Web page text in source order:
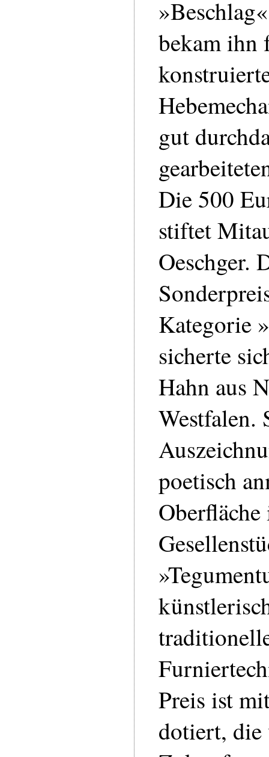
bekam ihn
gut
Die 500
stiftet
Oeschger.
Kategorie
sicherte
Hahn aus
Westfalen.
poetisch
Oberfläche
Preis ist
dotiert,